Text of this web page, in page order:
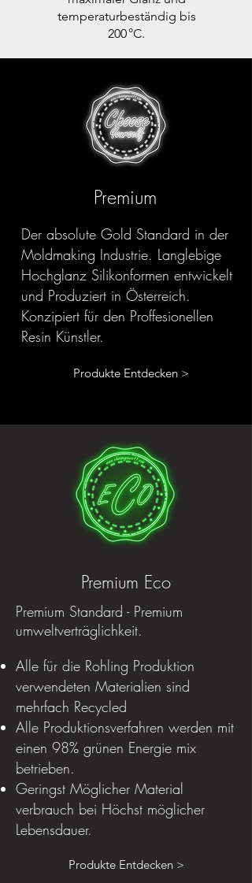
temperaturbeständig bis
200 °C.
Premium
Der absolute Gold Standard in der
Moldmaking Industrie. Langlebige
Hochglanz Silikonformen entwickelt
und Produziert in Österreich.
Konzipiert für den Proffesionellen
Resin Künstler.
Produkte Entdecken >
Premium Eco
Premium Standard - Premium
umweltverträglichkeit.
Alle für die Rohling Produktion
verwendeten Materialien sind
mehrfach Recycled
Alle Produktionsverfahren werden mit
einen 98% grünen Energie mix
betrieben.
Geringst Möglicher Material
verbrauch bei Höchst möglicher
Lebensdauer.
Produkte Entdecken >